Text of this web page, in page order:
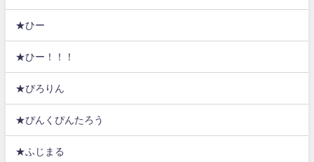
★ひー
★ひー！！！
★ぴろりん
★ぴんくぴんたろう
★ふじまる